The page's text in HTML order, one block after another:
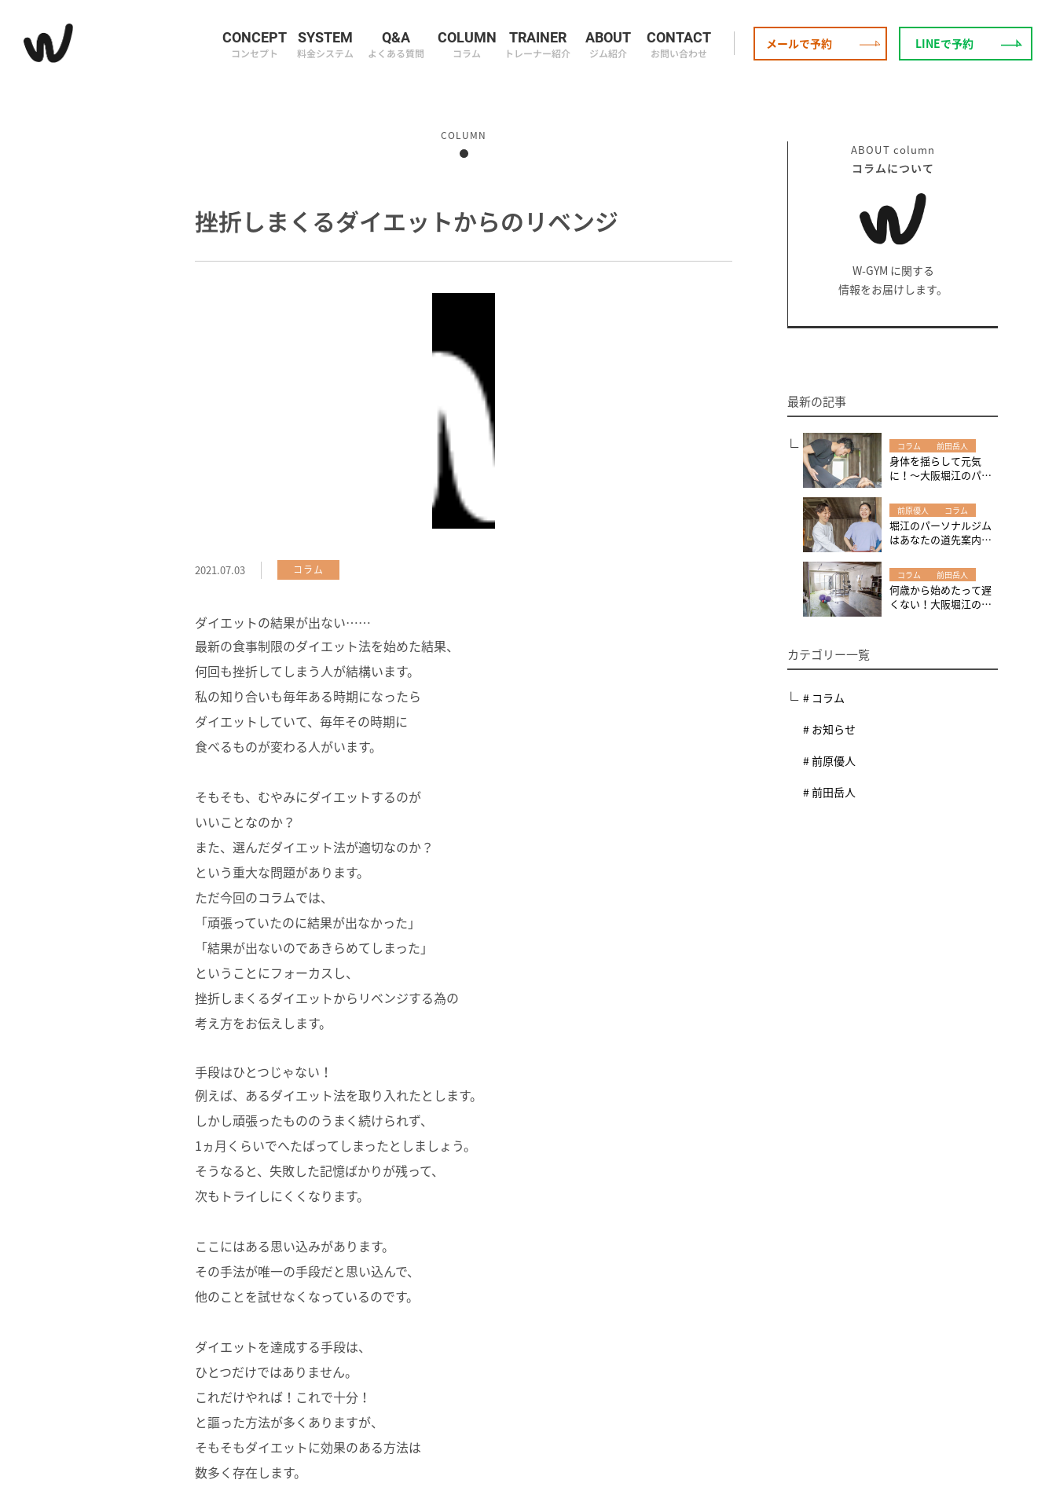
CONCEPT
コンセプト
SYSTEM
料金システム
Q&A
よくある質問
COLUMN
コラム
TRAINER
トレーナー紹介
ABOUT
ジム紹介
CONTACT
お問い合わせ
メールで予約 LINEで予約
挫折しまくるダイエットからのリベンジ
COLUMN
2021.07.03 コラム
ダイエットの結果が出ない……
最新の食事制限のダイエット法を始めた結果、
何回も挫折してしまう人が結構います。
私の知り合いも毎年ある時期になったら
ダイエットしていて、毎年その時期に
食べるものが変わる人がいます。
そもそも、むやみにダイエットするのが
いいことなのか？
また、選んだダイエット法が適切なのか？
という重大な問題があります。
ただ今回のコラムでは、
「頑張っていたのに結果が出なかった」
「結果が出ないのであきらめてしまった」
ということにフォーカスし、
挫折しまくるダイエットからリベンジする為の
考え方をお伝えします。
手段はひとつじゃない！
例えば、あるダイエット法を取り入れたとします。
しかし頑張ったもののうまく続けられず、
1ヵ月くらいでへたばってしまったとしましょう。
そうなると、失敗した記憶ばかりが残って、
次もトライしにくくなります。
ここにはある思い込みがあります。
その手法が唯一の手段だと思い込んで、
他のことを試せなくなっているのです。
ダイエットを達成する手段は、
ひとつだけではありません。
これだけやれば！これで十分！
と謳った方法が多くありますが、
そもそもダイエットに効果のある方法は
数多く存在します。
ABOUT column
コラムについて
W-GYM に関する
情報をお届けします。
最新の記事
コラム 前田岳人
身体を揺らして元気
に！～大阪堀江のパー
身体の調子を整えまし
ょう！
前原優人 コラム
堀江のパーソナルジム
はあなたの道先案内人
を始める時は現在地の
把握から始めてみよ
う！
コラム 前田岳人
何歳から始めたって遅
くない！大阪堀江のパ
カテゴリー一覧
# コラム
# お知らせ
# 前原優人
# 前田岳人